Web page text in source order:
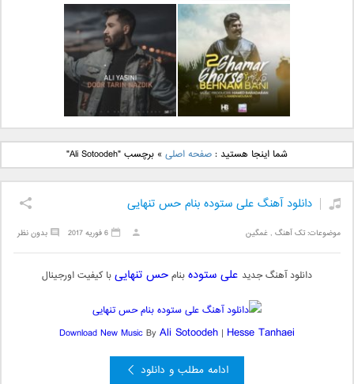
دانلود آهنگ جدید مهدی
یراحی بنام اسرار
دانلود آهنگ جدید فرزاد
فرزین بنام آتیش
دانلود آهنگ جدید بهنام
بانی بنام قرص قمر 2
دانلود آهنگ جدید علی
یاسینی بنام دورترین نزدیک
شما اینجا هستید :صفحه اصلی »برچسب "Ali Sotoodeh"
دانلود آهنگ علی ستوده بنام حس تنهایی
موضوعات:تک آهنگ ,غمگین بدون نظر 6 فوریه 2017
دانلود آهنگ جدید علی ستودهبنامحس تنهاییبا کیفیت اورجینال
Download New MusicByAli Sotoodeh | Hesse Tanhaei
ادامه مطلب و دانلود